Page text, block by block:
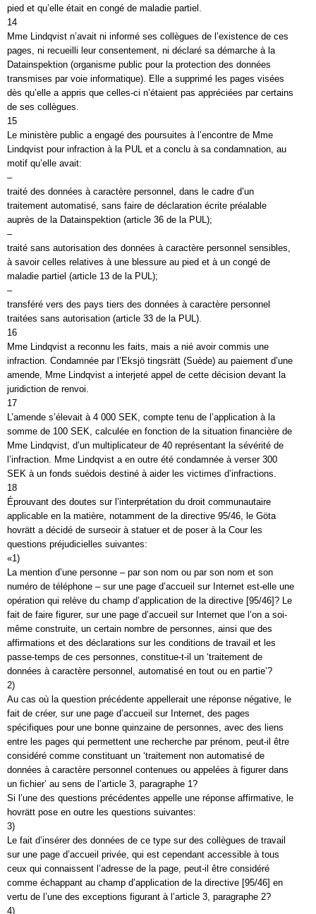
pied et qu’elle était en congé de maladie partiel.
14
Mme Lindqvist n’avait ni informé ses collègues de l’existence de ces
pages, ni recueilli leur consentement, ni déclaré sa démarche à la
Datainspektion (organisme public pour la protection des données
transmises par voie informatique). Elle a supprimé les pages visées
dès qu’elle a appris que celles-ci n’étaient pas appréciées par certains
de ses collègues.
15
Le ministère public a engagé des poursuites à l’encontre de Mme
Lindqvist pour infraction à la PUL et a conclu à sa condamnation, au
motif qu’elle avait:
–
traité des données à caractère personnel, dans le cadre d’un
traitement automatisé, sans faire de déclaration écrite préalable
auprès de la Datainspektion (article 36 de la PUL);
–
traité sans autorisation des données à caractère personnel sensibles,
à savoir celles relatives à une blessure au pied et à un congé de
maladie partiel (article 13 de la PUL);
–
transféré vers des pays tiers des données à caractère personnel
traitées sans autorisation (article 33 de la PUL).
16
Mme Lindqvist a reconnu les faits, mais a nié avoir commis une
infraction. Condamnée par l’Eksjö tingsrätt (Suède) au paiement d’une
amende, Mme Lindqvist a interjeté appel de cette décision devant la
juridiction de renvoi.
17
L’amende s’élevait à 4 000 SEK, compte tenu de l’application à la
somme de 100 SEK, calculée en fonction de la situation financière de
Mme Lindqvist, d’un multiplicateur de 40 représentant la sévérité de
l’infraction. Mme Lindqvist a en outre été condamnée à verser 300
SEK à un fonds suédois destiné à aider les victimes d’infractions.
18
Éprouvant des doutes sur l’interprétation du droit communautaire
applicable en la matière, notamment de la directive 95/46, le Göta
hovrätt a décidé de surseoir à statuer et de poser à la Cour les
questions préjudicielles suivantes:
«1)
La mention d’une personne – par son nom ou par son nom et son
numéro de téléphone – sur une page d’accueil sur Internet est-elle une
opération qui relève du champ d’application de la directive [95/46]? Le
fait de faire figurer, sur une page d’accueil sur Internet que l’on a soi-
même construite, un certain nombre de personnes, ainsi que des
affirmations et des déclarations sur les conditions de travail et les
passe-temps de ces personnes, constitue-t-il un ‘traitement de
données à caractère personnel, automatisé en tout ou en partie’?
2)
Au cas où la question précédente appellerait une réponse négative, le
fait de créer, sur une page d’accueil sur Internet, des pages
spécifiques pour une bonne quinzaine de personnes, avec des liens
entre les pages qui permettent une recherche par prénom, peut-il être
considéré comme constituant un ‘traitement non automatisé de
données à caractère personnel contenues ou appelées à figurer dans
un fichier’ au sens de l’article 3, paragraphe 1?
Si l’une des questions précédentes appelle une réponse affirmative, le
hovrätt pose en outre les questions suivantes:
3)
Le fait d’insérer des données de ce type sur des collègues de travail
sur une page d’accueil privée, qui est cependant accessible à tous
ceux qui connaissent l’adresse de la page, peut-il être considéré
comme échappant au champ d’application de la directive [95/46] en
vertu de l’une des exceptions figurant à l’article 3, paragraphe 2?
4)